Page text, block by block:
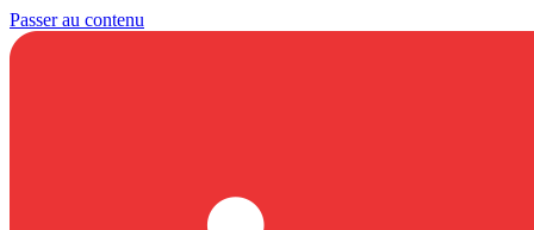
Passer au contenu